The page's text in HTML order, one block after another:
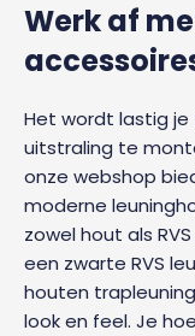
Werk af
Het wordt lastig
uitstraling te
onze webshop
moderne
zowel hout als
een zwarte RVS
houten
look en feel. Je